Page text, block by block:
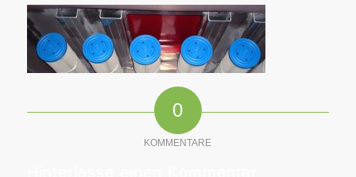
0
KOMMENTARE